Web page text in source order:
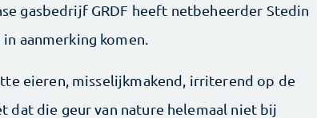
gasbedrijf GRDF heeft netbeheerder Stedin
aanmerking komen.
eieren, misselijkmakend, irriterend op de
dat die geur van nature helemaal niet bij